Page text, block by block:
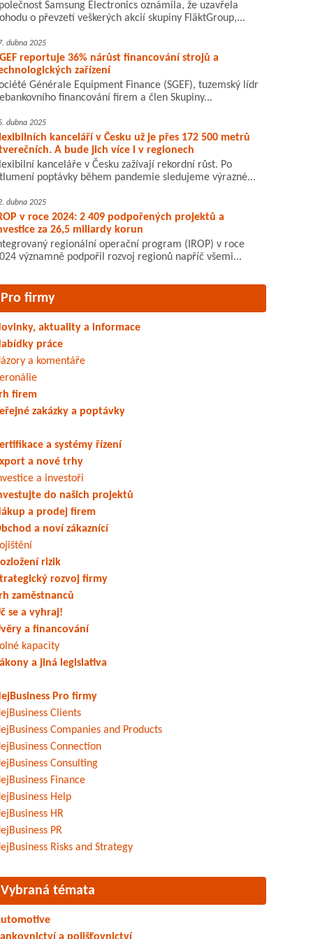
Samsung Electronics oznámila, že uzavřela
o převzetí veškerých akcií skupiny FläktGroup,...
dubna 2025
reportuje 36% nárůst financování strojů a
zařízení
Générale Equipment Finance (SGEF), tuzemský lídr
financování firem a člen Skupiny...
dubna 2025
kanceláří v Česku už je přes 172 500 metrů
A bude jich více i v regionech
kanceláře v Česku zažívají rekordní růst. Po
poptávky během pandemie sledujeme výrazné...
dubna 2025
v roce 2024: 2 409 podpořených projektů a
za 26,5 miliardy korun
regionální operační program (IROP) v roce
významně podpořil rozvoj regionů napříč všemi...
Pro firmy
aktuality a informace
práce
a komentáře
firem
zakázky a poptávky
a systémy řízení
a nové trhy
a investoři
do našich projektů
a prodej firem
a noví zákaznící
rizik
rozvoj firmy
zaměstnanců
se a vyhraj!
a financování
kapacity
a jiná legislativa
Pro firmy
Clients
Companies and Products
Connection
Consulting
Finance
Help
HR
PR
Risks and Strategy
Vybraná témata